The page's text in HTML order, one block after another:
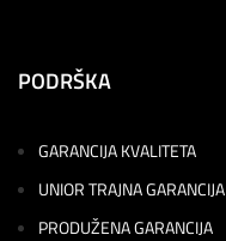
PODRŠKA
GARANCIJA KVALITETA
UNIOR TRAJNA GARANCIJA
PRODUŽENA GARANCIJA